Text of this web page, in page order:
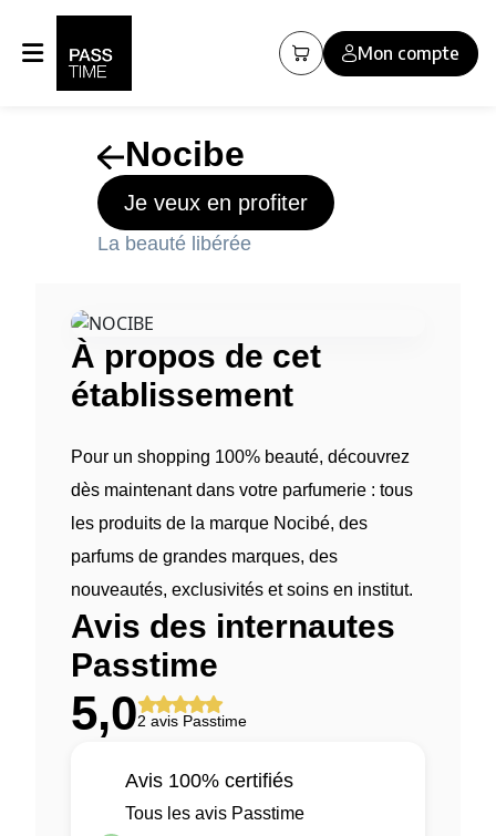
Mon compte
Nocibe
Je veux en profiter
La beauté libérée
À propos de cet
établissement
Pour un shopping 100% beauté, découvrez
dès maintenant dans votre parfumerie : tous
les produits de la marque Nocibé, des
parfums de grandes marques, des
nouveautés, exclusivités et soins en institut.
Avis des internautes
Passtime
5,02 avis Passtime
Avis 100% certifiés
Tous les avis Passtime
Panneau de gestion des cookies